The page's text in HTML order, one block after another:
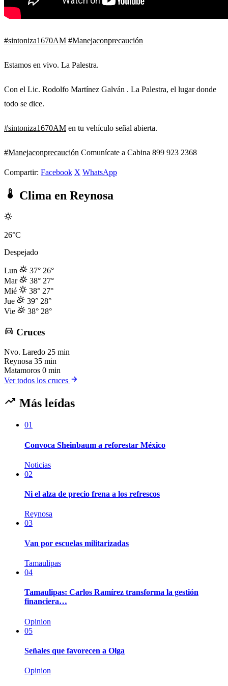
#sintoniza1670AM #Manejaconprecaución
Estamos en vivo. La Palestra.
Con el Lic. Rodolfo Martínez Galván . La Palestra, el lugar donde
todo se dice.
#sintoniza1670AM en tu vehículo señal abierta.
#Manejaconprecaución Comunícate a Cabina 899 923 2368
Compartir: Facebook X WhatsApp
Clima en Reynosa
26°C
Despejado
Lun 37° 26°
Mar
38° 27°
Mié
38° 27°
Jue
39° 28°
Vie
38° 28°
Cruces
Nvo. Laredo 25 min
Reynosa 35 min
Matamoros 0 min
Ver todos los cruces
Más leídas
01
Convoca Sheinbaum a reforestar México
Noticias
02
Ni el alza de precio frena a los refrescos
Reynosa
03
Van por escuelas militarizadas
Tamaulipas
04
Tamaulipas: Carlos Ramírez transforma la gestión
financiera…
Opinion
05
Señales que favorecen a Olga
Opinion